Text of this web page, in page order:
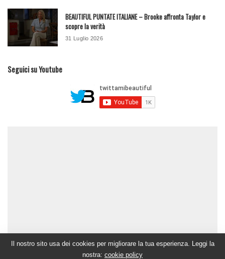
BEAUTIFUL PUNTATE ITALIANE – Brooke affronta Taylor e
scopre la verità
31 Luglio 2026
Seguici su Youtube
Il nostro sito usa dei cookies per migliorare la tua esperienza. Leggi la
nostra: cookie policy